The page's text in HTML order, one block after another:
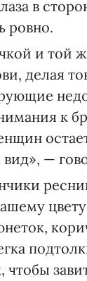
в
ровно.
и той
делая
к
—
чтобы